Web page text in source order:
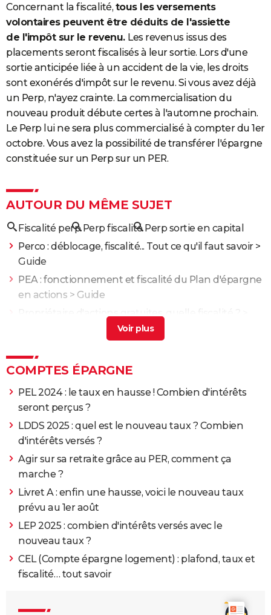
Concernant la fiscalité, tous les versements
volontaires peuvent être déduits de l'assiette
de l'impôt sur le revenu. Les revenus issus des
placements seront fiscalisés à leur sortie. Lors d'une
sortie anticipée liée à un accident de la vie, les droits
sont exonérés d'impôt sur le revenu. Si vous avez déjà
un Perp, n'ayez crainte. La commercialisation du
nouveau produit débute certes à l'automne prochain.
Le Perp lui ne sera plus commercialisé à compter du 1er
octobre. Vous avez la possibilité de transférer l'épargne
constituée sur un Perp sur un PER.
AUTOUR DU MÊME SUJET
Fiscalité perp Perp fiscalité Perp sortie en capital
Perco : déblocage, fiscalité... Tout ce qu'il faut savoir>
Guide
PEA : fonctionnement et fiscalité du Plan d'épargne
en actions > Guide
L'essentiel
> Guide
COMPTES ÉPARGNE
PEL 2024 : le taux en hausse ! Combien d'intérêts
seront perçus ?
LDDS 2025 : quel est le nouveau taux ? Combien
d'intérêts versés ?
Agir sur sa retraite grâce au PER, comment ça
marche ?
Livret A : enfin une hausse, voici le nouveau taux
prévu au 1er août
LEP 2025 : combien d'intérêts versés avec le
nouveau taux ?
CEL (Compte épargne logement) : plafond, taux et
fiscalité… tout savoir